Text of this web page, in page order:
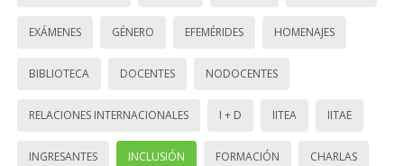
EXÁMENES GÉNERO EFEMÉRIDES HOMENAJES
BIBLIOTECA DOCENTES NODOCENTES
RELACIONES INTERNACIONALES I + D IITEA IITAE
INGRESANTES INCLUSIÓN FORMACIÓN CHARLAS